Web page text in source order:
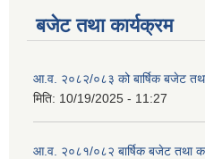
बजेट तथा कार्यक्रम
आ.व. २०८२/०८३ को बार्षिक बजेट
मिति: 10/19/2025 - 11:27
आ.व. २०८१/०८२ बार्षिक बजेट तथा